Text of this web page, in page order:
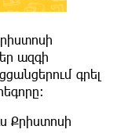
ազգի
գրել
Քրիստոսի